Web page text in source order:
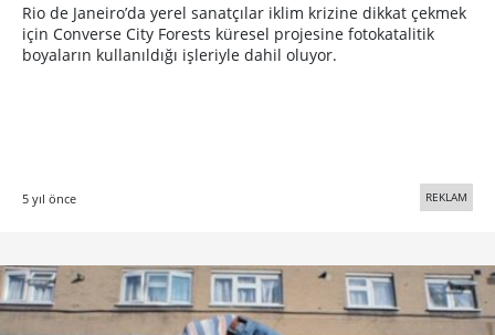
Rio de Janeiro’da yerel sanatçılar iklim krizine dikkat çekmek
için Converse City Forests küresel projesine fotokatalitik
boyaların kullanıldığı işleriyle dahil oluyor.
5 yıl önce REKLAM